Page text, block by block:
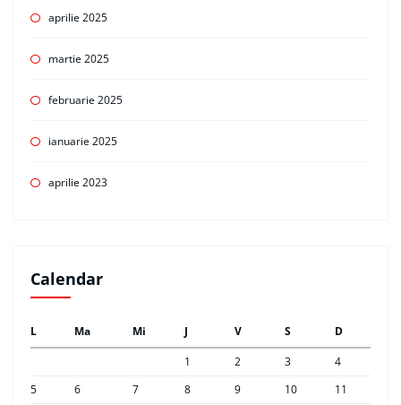
aprilie 2025
martie 2025
februarie 2025
ianuarie 2025
aprilie 2023
Calendar
L Ma Mi J V S
D
1
2 3
4
5
6 7 8 9 10
11